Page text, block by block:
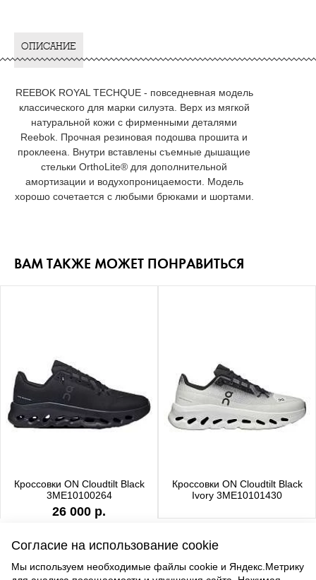
ОПИСАНИЕ
REEBOK ROYAL TECHQUE - повседневная модель
классического для марки силуэта. Верх из мягкой
натуральной кожи с фирменными деталями
Reebok. Прочная резиновая подошва прошита и
проклеена. Внутри вставлены съемные дышащие
стельки OrthoLite® для дополнительной
амортизации и водухопроницаемости. Модель
хорошо сочетается с любыми брюками и шортами.
ВАМ ТАКЖЕ МОЖЕТ ПОНРАВИТЬСЯ
Кроссовки ON Cloudtilt Black
3ME10100264
26 000 р.
Кроссовки ON Cloudtilt Black
Ivory 3ME10101430
Согласие на использование cookie
Мы используем необходимые файлы cookie и Яндекс.Метрику